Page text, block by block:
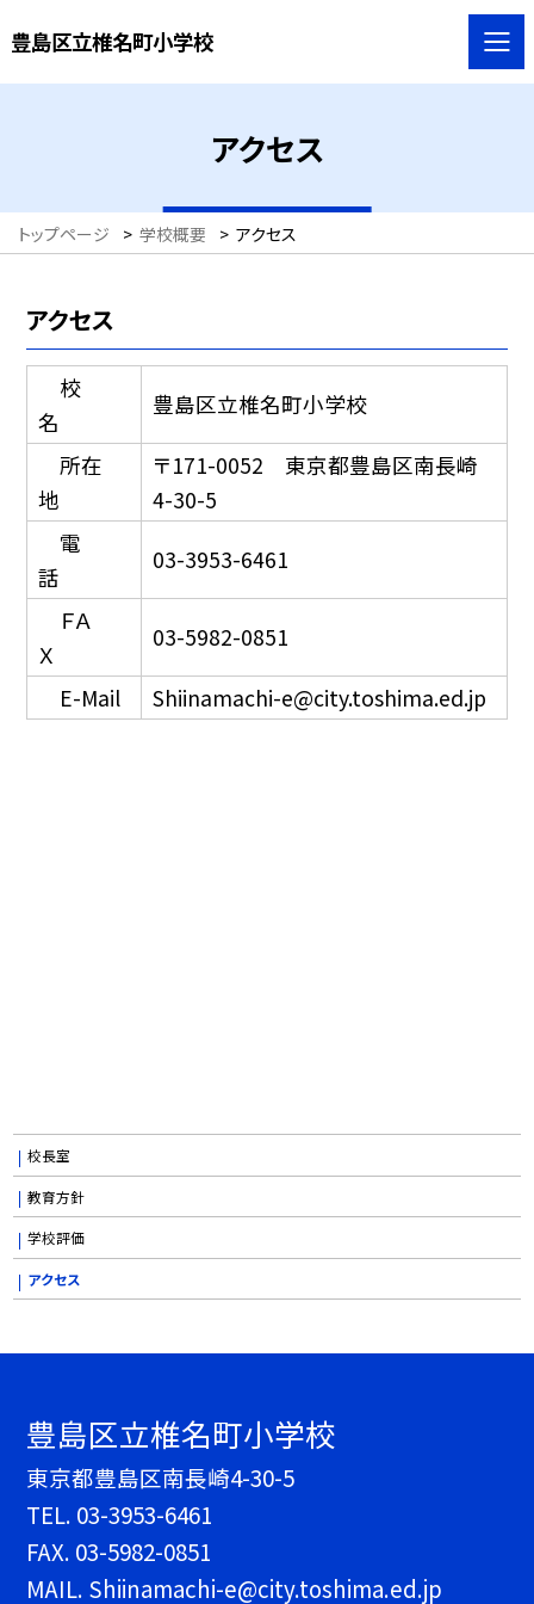
豊島区立椎名町小学校
アクセス
トップページ > 学校概要 > アクセス
アクセス
校
名
豊島区立椎名町小学校
所在
地
〒171-0052 東京都豊島区南長崎
4-30-5
電
話
03-3953-6461
ＦＡ
Ｘ
03-5982-0851
E-Mail Shiinamachi-e@city.toshima.ed.jp
校長室
教育方針
学校評価
アクセス
豊島区立椎名町小学校
東京都豊島区南長崎4-30-5
TEL. 03-3953-6461
FAX. 03-5982-0851
MAIL. Shiinamachi-e@city.toshima.ed.jp